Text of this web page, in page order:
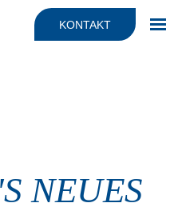
KONTAKT
NEUES